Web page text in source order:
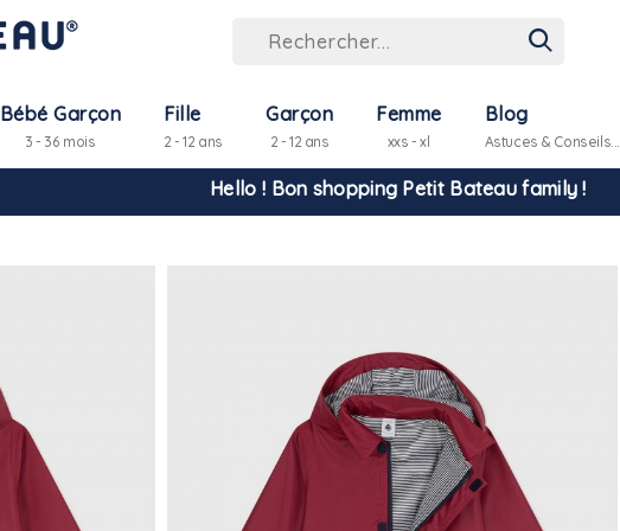
Bébé Garçon
3 - 36 mois
Fille
2 - 12 ans
Garçon
2 - 12 ans
Femme
xxs - xl
Blog
Astuces & Conseils...
Hello ! Bon shopping Petit Bateau family !